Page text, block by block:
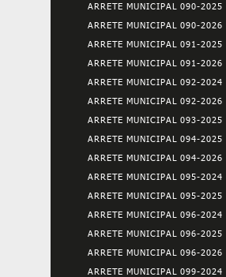
ARRETE MUNICIPAL 090-2025
ARRETE MUNICIPAL 090-2026
ARRETE MUNICIPAL 091-2025
ARRETE MUNICIPAL 091-2026
ARRETE MUNICIPAL 092-2024
ARRETE MUNICIPAL 092-2026
ARRETE MUNICIPAL 093-2025
ARRETE MUNICIPAL 094-2025
ARRETE MUNICIPAL 094-2026
ARRETE MUNICIPAL 095-2024
ARRETE MUNICIPAL 095-2025
ARRETE MUNICIPAL 096-2024
ARRETE MUNICIPAL 096-2025
ARRETE MUNICIPAL 096-2026
ARRETE MUNICIPAL 099-2024